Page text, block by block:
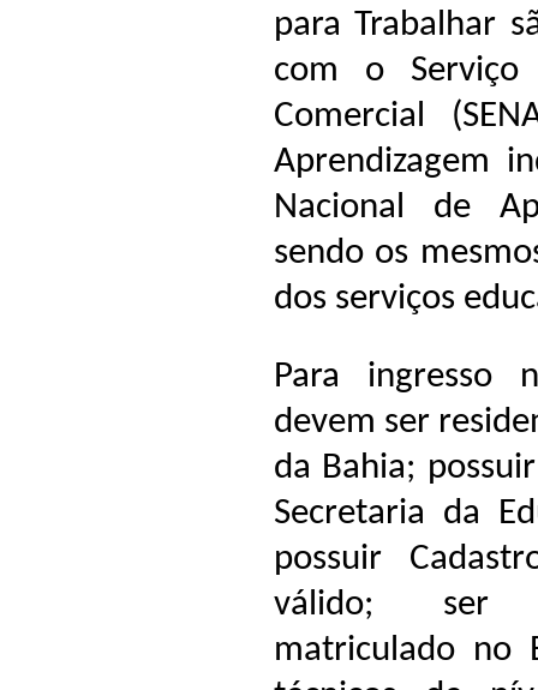
para Trabalhar
com o Serviço
Comercial
Aprendizagem
Nacional de
sendo os
dos serviços
Para ingresso
devem ser
da Bahia;
Secretaria da
possuir
válido; ser
matriculado no